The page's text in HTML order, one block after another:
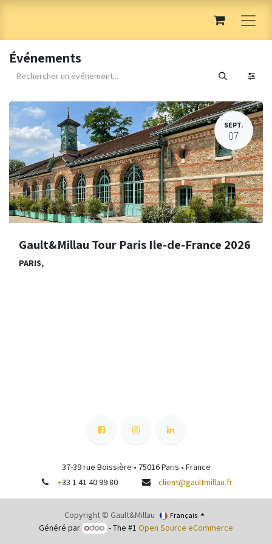
Événements
SEPT.
07
Gault&Millau Tour Paris Ile-de-France 2026
PARIS,
37-39 rue Boissière • 75016 Paris • France
+33 1 41 40 99 80 client@gaultmillau.fr
Copyright © Gault&Millau Français
Généré par - The #1 Open Source eCommerce